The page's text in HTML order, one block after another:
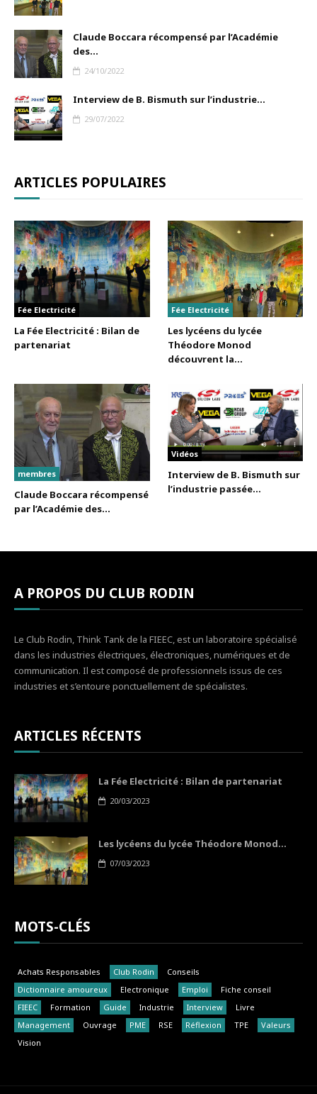
Claude Boccara récompensé par l’Académie
des...
24/10/2022
Interview de B. Bismuth sur l’industrie...
29/07/2022
ARTICLES POPULAIRES
Fée Electricité
La Fée Electricité : Bilan de
partenariat
Fée Electricité
Les lycéens du lycée
Théodore Monod
découvrent la...
membres
Claude Boccara récompensé
par l’Académie des...
Vidéos
Interview de B. Bismuth sur
l’industrie passée...
A PROPOS DU CLUB RODIN
Le Club Rodin, Think Tank de la FIEEC, est un laboratoire spécialisé
dans les industries électriques, électroniques, numériques et de
communication. Il est composé de professionnels issus de ces
industries et s’entoure ponctuellement de spécialistes.
ARTICLES RÉCENTS
La Fée Electricité : Bilan de partenariat
20/03/2023
Les lycéens du lycée Théodore Monod...
07/03/2023
MOTS-CLÉS
Achats Responsables Club Rodin
Conseils
Dictionnaire amoureux
Electronique Emploi
Fiche conseil
FIEEC
Formation Guide Industrie Interview
Livre
Management
Ouvrage PME RSE Réflexion TPE
Valeurs
Vision